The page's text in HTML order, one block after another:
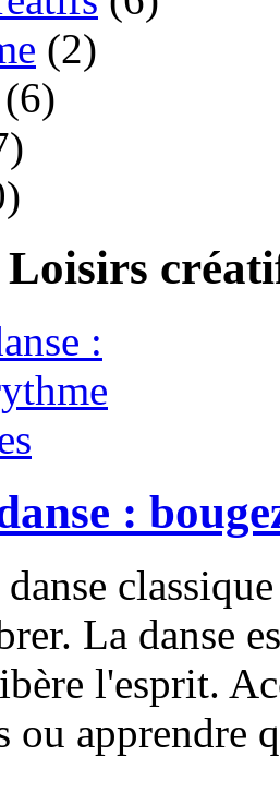
(2)
(6)
Loisirs
:
danse
La danse
l'esprit.
ou apprendre